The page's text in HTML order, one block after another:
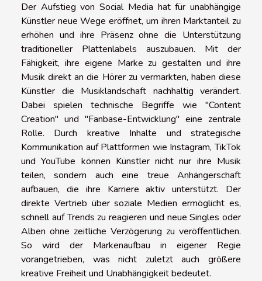
Der Aufstieg von Social Media hat für unabhängige
Künstler neue Wege eröffnet, um ihren Marktanteil zu
erhöhen und ihre Präsenz ohne die Unterstützung
traditioneller Plattenlabels auszubauen. Mit der
Fähigkeit, ihre eigene Marke zu gestalten und ihre
Musik direkt an die Hörer zu vermarkten, haben diese
Künstler die Musiklandschaft nachhaltig verändert.
Dabei spielen technische Begriffe wie "Content
Creation" und "Fanbase-Entwicklung" eine zentrale
Rolle. Durch kreative Inhalte und strategische
Kommunikation auf Plattformen wie Instagram, TikTok
und YouTube können Künstler nicht nur ihre Musik
teilen, sondern auch eine treue Anhängerschaft
aufbauen, die ihre Karriere aktiv unterstützt. Der
direkte Vertrieb über soziale Medien ermöglicht es,
schnell auf Trends zu reagieren und neue Singles oder
Alben ohne zeitliche Verzögerung zu veröffentlichen.
So wird der Markenaufbau in eigener Regie
vorangetrieben, was nicht zuletzt auch größere
kreative Freiheit und Unabhängigkeit bedeutet.